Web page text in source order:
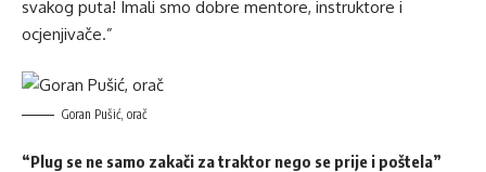
svakog puta! Imali smo dobre mentore, instruktore i
ocjenjivače.”
Goran Pušić, orač
“Plug se ne samo zakači za traktor nego se prije i poštela”